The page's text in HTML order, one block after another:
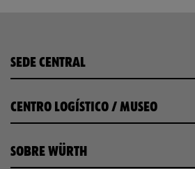
SEDE CENTRAL
CENTRO LOGÍSTICO / MUSEO
SOBRE WÜRTH